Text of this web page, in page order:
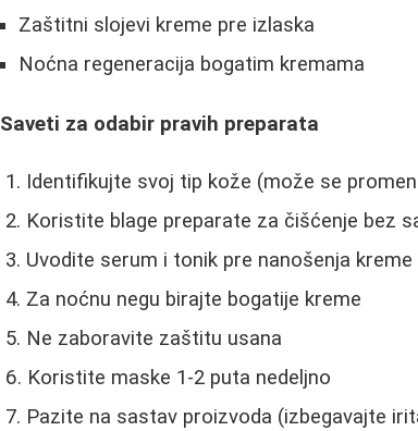
Zaštitni slojevi kreme pre izlaska
Noćna regeneracija bogatim kremama
Saveti za odabir pravih preparata
Identifikujte svoj tip kože (može se
Koristite blage preparate za čišćenje bez
Uvodite serum i tonik pre nanošenja kreme
Za noćnu negu birajte bogatije kreme
Ne zaboravite zaštitu usana
Koristite maske 1-2 puta nedeljno
Pazite na sastav proizvoda (izbegavajte